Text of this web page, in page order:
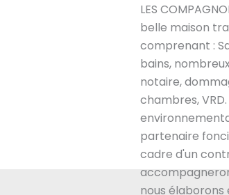
LES
belle maison
comprenant :
bains,
notaire,
chambres,
partenaire
cadre d'un
nous élaborons